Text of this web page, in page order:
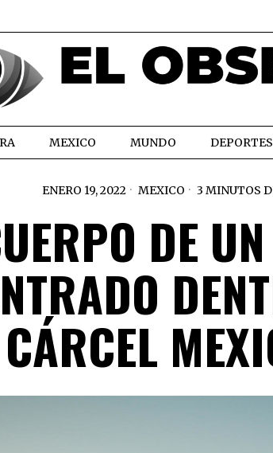
MEXICO MUNDO DEPORTES
ENERO 19, 2022 MEXICO 3 MINUTOS
DE
CÁRCEL